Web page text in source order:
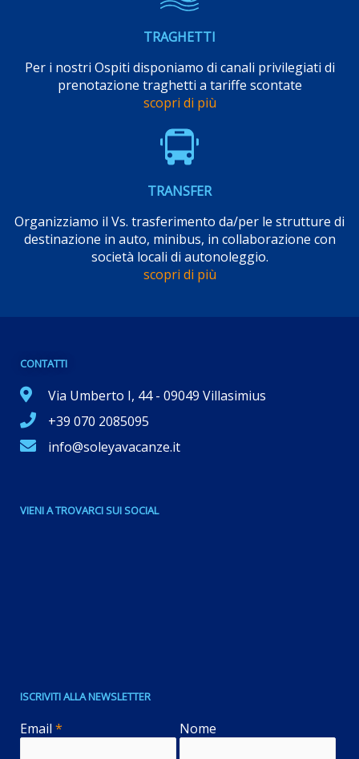
TRAGHETTI
Per i nostri Ospiti disponiamo di canali privilegiati di
prenotazione traghetti a tariffe scontate
scopri di più
TRANSFER
Organizziamo il Vs. trasferimento da/per le strutture di
destinazione in auto, minibus, in collaborazione con
società locali di autonoleggio.
scopri di più
CONTATTI
Via Umberto I, 44 - 09049 Villasimius
+39 070 2085095
info@soleyavacanze.it
VIENI A TROVARCI SUI SOCIAL
ISCRIVITI ALLA NEWSLETTER
Email * Nome